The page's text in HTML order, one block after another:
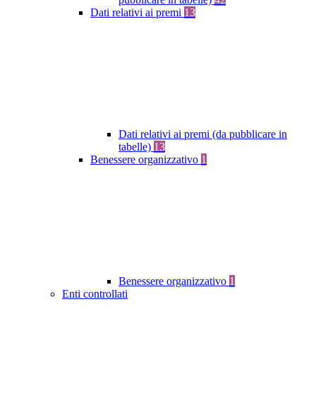
Dati relativi ai premi 13
Dati relativi ai premi (da pubblicare in
tabelle) 13
Benessere organizzativo 1
Benessere organizzativo 1
Enti controllati